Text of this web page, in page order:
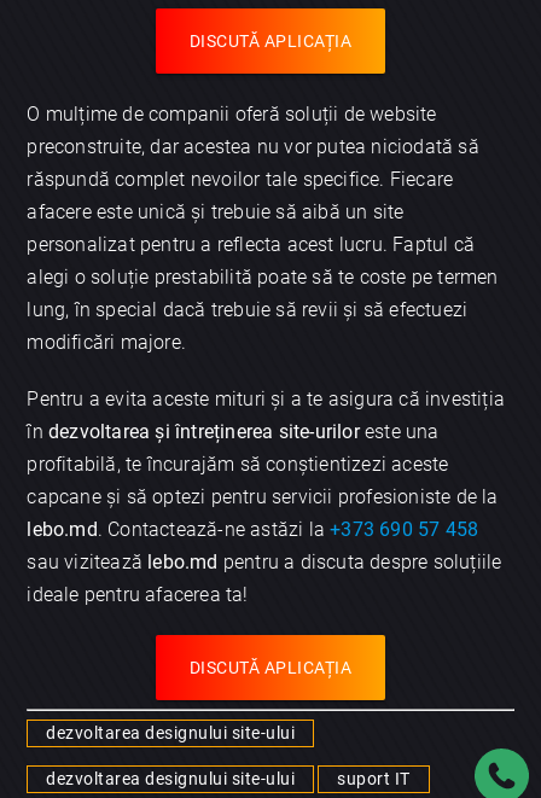
DISCUTĂ APLICAȚIA
O mulțime de companii oferă soluții de website
preconstruite, dar acestea nu vor putea niciodată să
răspundă complet nevoilor tale specifice. Fiecare
afacere este unică și trebuie să aibă un site
personalizat pentru a reflecta acest lucru. Faptul că
alegi o soluție prestabilită poate să te coste pe termen
lung, în special dacă trebuie să revii și să efectuezi
modificări majore.
Pentru a evita aceste mituri și a te asigura că investiția
îndezvoltarea și întreținerea site-uriloreste una
profitabilă, te încurajăm să conștientizezi aceste
capcane și să optezi pentru servicii profesioniste de la
lebo.md. Contactează-ne astăzi la+373 690 57 458
sau vizitează lebo.md pentru a discuta despre soluțiile
ideale pentru afacerea ta!
DISCUTĂ APLICAȚIA
dezvoltarea designului site-ului
dezvoltarea designului site-ului suport IT